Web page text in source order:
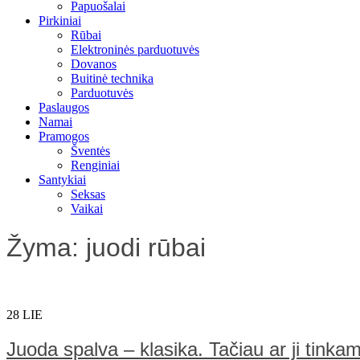
Papuošalai
Pirkiniai
Rūbai
Elektroninės parduotuvės
Dovanos
Buitinė technika
Parduotuvės
Paslaugos
Namai
Pramogos
Šventės
Renginiai
Santykiai
Seksas
Vaikai
Žyma: juodi rūbai
28 LIE
Juoda spalva – klasika. Tačiau ar ji